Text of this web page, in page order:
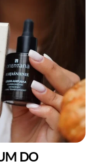
DO